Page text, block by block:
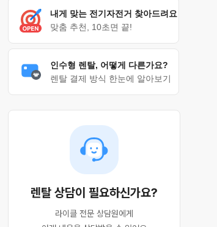
내게 맞는 전기자전거 찾아드려요
맞춤 추천, 10초면 끝!
인수형 렌탈, 어떻게 다른가요?
렌탈 결제 방식 한눈에 알아보기
렌탈 상담이 필요하신가요?
라이클 전문 상담원에게